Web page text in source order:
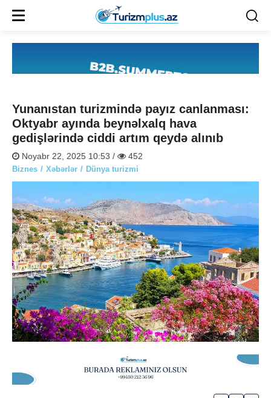
Yunanıstan turizmində payız canlanması:
Oktyabr ayında beynəlxalq hava
gedişlərində ciddi artım qeydə alınıb
Noyabr 22, 2025 10:53 / 452
Biznes Xəbərlər Dünya turizmi